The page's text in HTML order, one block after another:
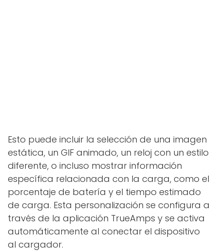
Esto puede incluir la selección de una imagen
estática, un GIF animado, un reloj con un estilo
diferente, o incluso mostrar información
específica relacionada con la carga, como el
porcentaje de batería y el tiempo estimado
de carga. Esta personalización se configura a
través de la aplicación TrueAmps y se activa
automáticamente al conectar el dispositivo
al cargador.